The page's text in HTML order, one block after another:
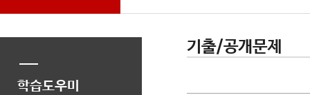
학습도우미
기출/공개문제